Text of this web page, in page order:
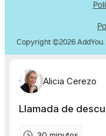
Copyright ©2026